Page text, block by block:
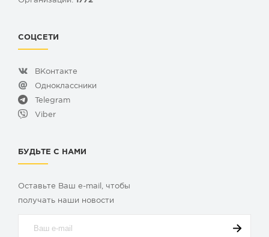
СОЦСЕТИ
ВКонтакте
Одноклассники
Telegram
Viber
БУДЬТЕ С НАМИ
Оставьте Ваш e-mail, чтобы
получать наши новости